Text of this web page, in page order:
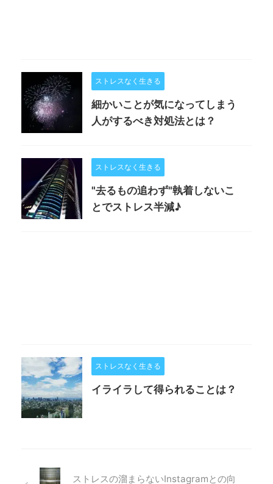
ストレスなく生きる
細かいことが気になってしまう
人がするべき対処法とは？
ストレスなく生きる
"去るもの追わず"執着しないこ
とでストレス半減♪
ストレスなく生きる
イライラして得られることは？
ストレスの溜まらないInstagramとの向